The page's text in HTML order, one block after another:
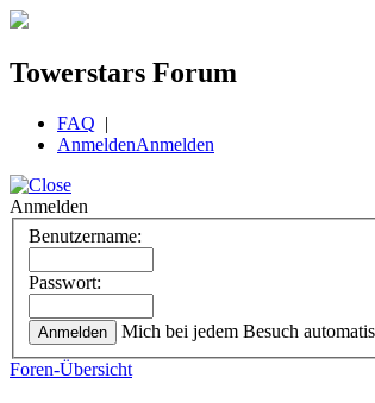
Towerstars Forum
FAQ |
AnmeldenAnmelden
Anmelden
Benutzername:
Passwort:
Mich bei jedem Besuch
Foren-Übersicht